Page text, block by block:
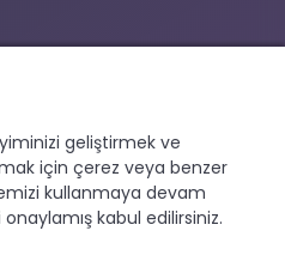
geliştirmek ve
için çerez veya benzer
kullanmaya devam
kabul edilirsiniz.